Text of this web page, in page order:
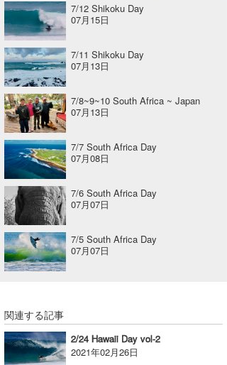
7/12 Shikoku Day
07月15日
7/11 Shikoku Day
07月13日
7/8~9~10 South Africa ~ Japan
07月13日
7/7 South Africa Day
07月08日
7/6 South Africa Day
07月07日
7/5 South Africa Day
07月07日
関連する記事
2/24 Hawaii Day vol-2
2021年02月26日